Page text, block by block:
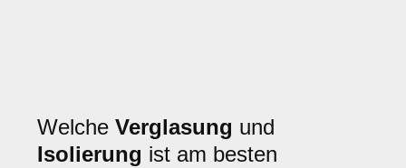
Welche Verglasung und
Isolierung ist am besten